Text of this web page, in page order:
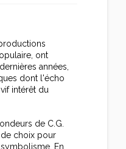
ont
années,
dont l'écho
intérêt du
de C.G.
choix pour
En